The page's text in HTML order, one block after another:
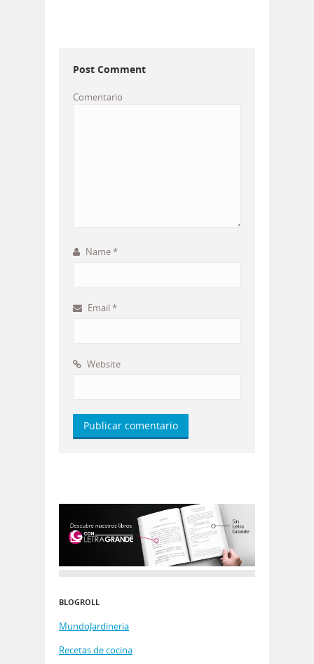
Post Comment
Comentario
Name*
Email *
Website
BLOGROLL
MundoJardineria
Recetas de cocina